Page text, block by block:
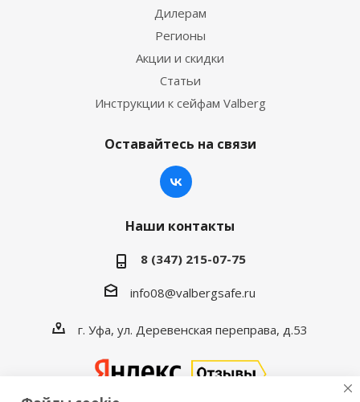
Дилерам
Регионы
Акции и скидки
Статьи
Инструкции к сейфам Valberg
Оставайтесь на связи
Наши контакты
8 (347) 215-07-75
info08@valbergsafe.ru
г. Уфа, ул. Деревенская переправа, д.53